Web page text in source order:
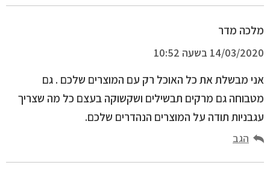
מלכה מדר
14/03/2020 בשעה 10:52
אני מבשלת את כל האוכל רק עם המוצרים שלכם . גם
מטבוחה גם מרקים תבשילים ושקשוקה בעצם כל מה שצריך
עגבניות תודה על המוצרים הנהדרים שלכם.
הגב